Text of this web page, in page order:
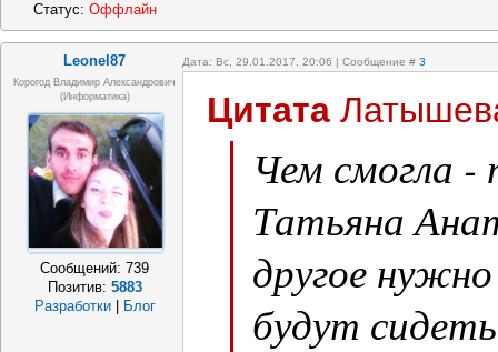
Статус: Оффлайн
Leonel87 Дата: Вс, 29.01.2017, 20:06 | Сообщение # 3
Корогод Владимир Александрович
(Информатика)
Сообщений:739
Позитив: 5883
Разработки
Блог
Цитата
Чем смогла -
Татьяна
другое
будут